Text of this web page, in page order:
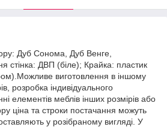
Дуб Сонома, Дуб Венге,
стінка: ДВП (біле); Крайка: пластик
виготовлення в іншому
розробка індивідуального
елементів меблів інших розмірів або
ціна та строки постачання можуть
у розібраному вигляді. У